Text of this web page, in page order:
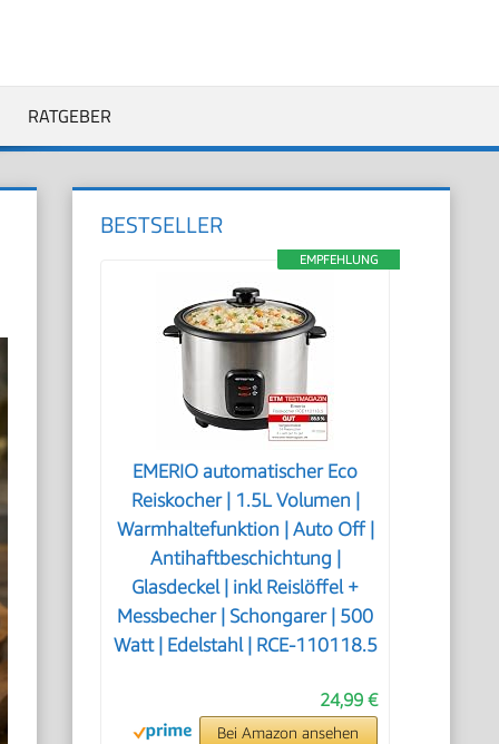
RATGEBER
BESTSELLER
EMPFEHLUNG
EMERIO automatischer Eco
Reiskocher | 1.5L Volumen |
Warmhaltefunktion | Auto Off |
Antihaftbeschichtung |
Glasdeckel | inkl Reislöffel +
Messbecher | Schongarer | 500
Watt | Edelstahl | RCE-110118.5
24,99 €
Bei Amazon ansehen